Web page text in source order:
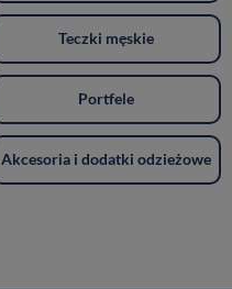
Teczki męskie
Portfele
Akcesoria i dodatki odzieżowe